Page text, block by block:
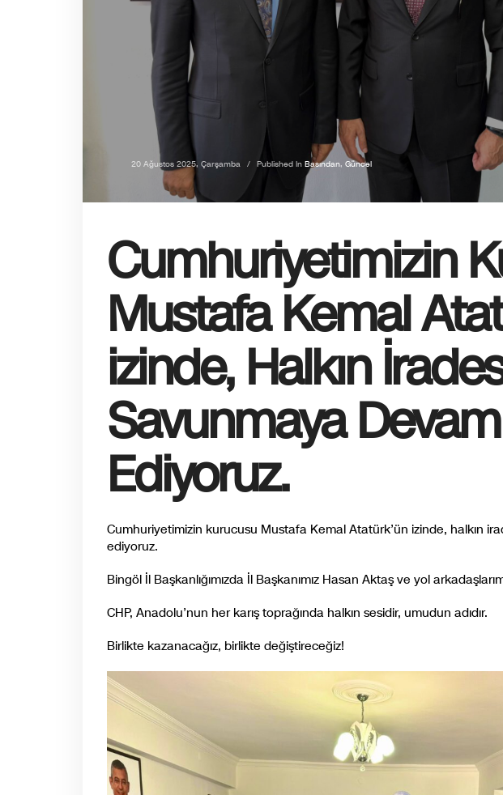
20 Ağustos 2025, Çarşamba / Published In Basından, Güncel
Cumhuriyetimizin
Mustafa Kemal
izinde, Halkın
Savunmaya Devam
Ediyoruz.
Cumhuriyetimizin kurucusu Mustafa Kemal Atatürk’ün izinde, halkın
ediyoruz.
Bingöl İl Başkanlığımızda İl Başkanımız Hasan Aktaş ve yol
CHP, Anadolu’nun her karış toprağında halkın sesidir, umudun adıdır.
Birlikte kazanacağız, birlikte değiştireceğiz!